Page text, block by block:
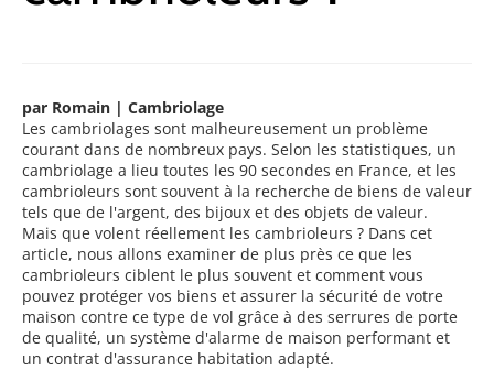
par Romain | Cambriolage
Les cambriolages sont malheureusement un problème
courant dans de nombreux pays. Selon les statistiques, un
cambriolage a lieu toutes les 90 secondes en France, et les
cambrioleurs sont souvent à la recherche de biens de valeur
tels que de l'argent, des bijoux et des objets de valeur.
Mais que volent réellement les cambrioleurs ? Dans cet
article, nous allons examiner de plus près ce que les
cambrioleurs ciblent le plus souvent et comment vous
pouvez protéger vos biens et assurer la sécurité de votre
maison contre ce type de vol grâce à des serrures de porte
de qualité, un système d'alarme de maison performant et
un contrat d'assurance habitation adapté.